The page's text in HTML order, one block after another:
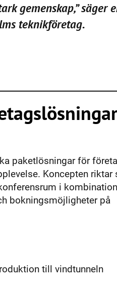
gemenskap,” säger
teknikföretag.
paketlösningar för
Koncepten
i
bokningsmöjligheter på
till vindtunneln